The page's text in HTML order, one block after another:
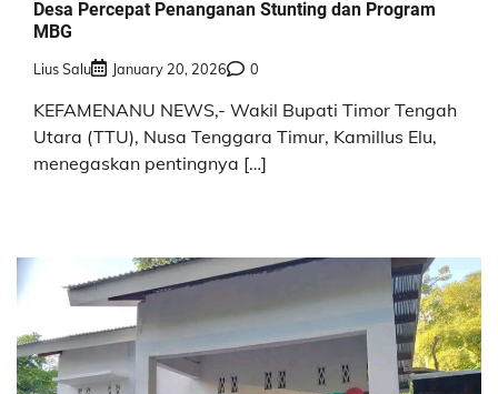
Desa Percepat Penanganan Stunting dan Program
MBG
Lius Salu January 20, 2026 0
KEFAMENANU NEWS,- Wakil Bupati Timor Tengah
Utara (TTU), Nusa Tenggara Timur, Kamillus Elu,
menegaskan pentingnya […]